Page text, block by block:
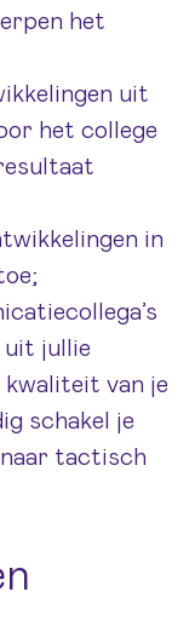
het
uit
het college
in
uit jullie
van je
schakel je
tactisch